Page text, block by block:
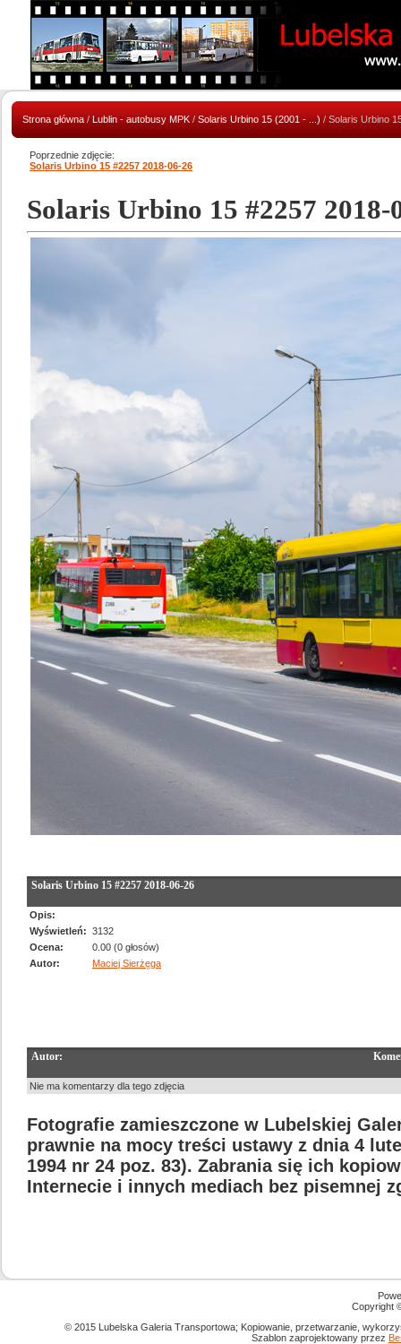
Strona główna / Lublin - autobusy MPK / Solaris Urbino 15 (2001 - ...) / Solaris Urbino
Poprzednie zdjęcie:
Solaris Urbino 15 #2257 2018-06-26
Solaris Urbino 15 #2257 2018-
Solaris Urbino 15 #2257 2018-06-26
Opis:
Wyświetleń: 3132
Ocena:
0.00 (0 głosów)
Autor:
Maciej Sierżęga
Autor:
Nie ma komentarzy dla tego zdjęcia
Fotografie zamieszczone w Lubelskiej
prawnie na mocy treści ustawy z dnia 4
1994 nr 24 poz. 83). Zabrania się ich
Internecie i innych mediach bez pisemnej
Copyright
© 2015 Lubelska Galeria Transportowa; Kopiowanie, przetwarzanie,
Szablon zaprojektowany przez